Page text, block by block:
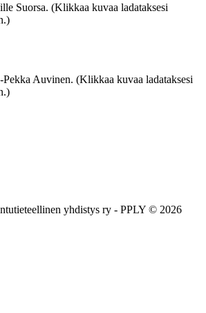
Suorsa. (Klikkaa kuvaa ladataksesi
Auvinen. (Klikkaa kuvaa ladataksesi
yhdistys ry - PPLY © 2026